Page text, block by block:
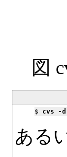
図
$ cvs -
ある